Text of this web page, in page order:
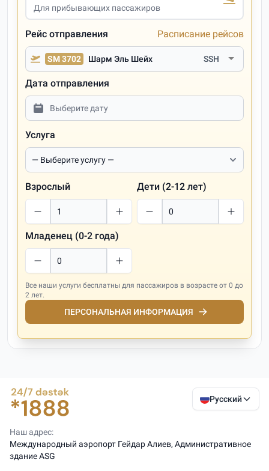
Для прибывающих пассажиров
Рейс отправления Расписание рейсов
SM 3702 Шарм Эль Шейх SSH
Дата отправления
Услуга
Взрослый Дети (2-12 лет)
Младенец (0-2 года)
Все наши услуги бесплатны для пассажиров в возрасте от 0 до
2 лет.
ПЕРСОНАЛЬНАЯ ИНФОРМАЦИЯ
Русский
Наш адрес:
Международный аэропорт Гейдар Алиев, Административное
здание ASG